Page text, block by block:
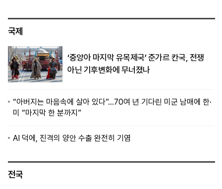
국제
‘중앙아 마지막 유목제국’ 준가르 칸국, 전쟁
아닌 기후변화에 무너졌나
“아버지는 마음속에 살아 있다”…70여 년 기다린 미군 남매에 한·
미 “마지막 한 분까지”
AI 덕에, 진격의 양안 수출 완전히 기염
전국